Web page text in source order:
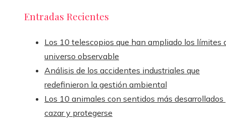
Entradas Recientes
Los 10 telescopios que han ampliado los límites
universo observable
Análisis de los accidentes industriales que
redefinieron la gestión ambiental
Los 10 animales con sentidos más desarrollados
cazar y protegerse